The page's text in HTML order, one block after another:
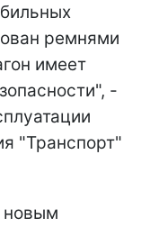
ремнями
имеет
-
"Транспорт"
новым